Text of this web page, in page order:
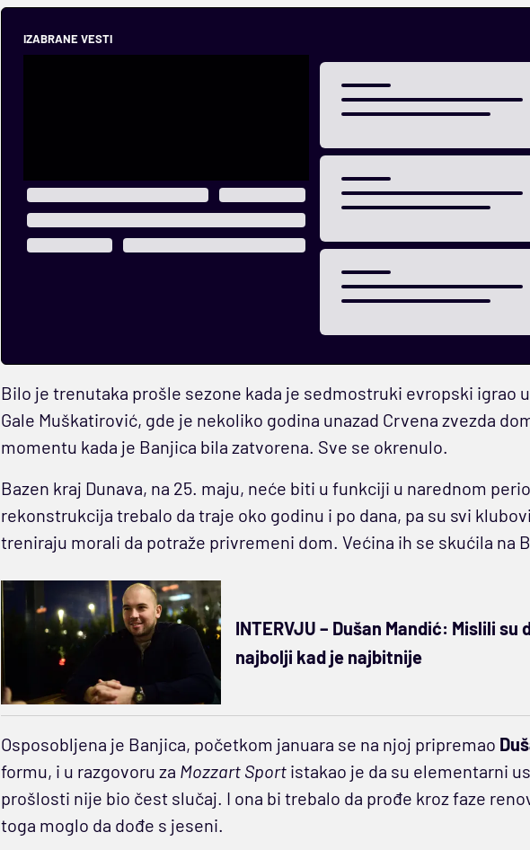
IZABRANE VESTI
Bilo je trenutaka prošle sezone kada je sedmostruki evropski igrao
Gale Muškatirović, gde je nekoliko godina unazad Crvena zvezda
momentu kada je Banjica bila zatvorena. Sve se okrenulo.
Bazen kraj Dunava, na 25. maju, neće biti u funkciji u narednom
rekonstrukcija trebalo da traje oko godinu i po dana, pa su svi
treniraju morali da potraže privremeni dom. Većina ih se skućila na
INTERVJU – Dušan Mandić: Mislili
najbolji kad je najbitnije
Osposobljena je Banjica, početkom januara se na njoj pripremao
formu, i u razgovoru za Mozzart Sportistakao je da su elementarni
prošlosti nije bio čest slučaj. I ona bi trebalo da prođe kroz faze
toga moglo da dođe s jeseni.